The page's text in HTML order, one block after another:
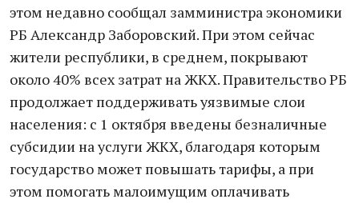
этом недавно сообщал замминистра экономики
РБ Александр Заборовский. При этом сейчас
жители республики, в среднем, покрывают
около 40% всех затрат на ЖКХ. Правительство РБ
продолжает поддерживать уязвимые слои
населения: с 1 октября введены безналичные
субсидии на услуги ЖКХ, благодаря которым
государство может повышать тарифы, а при
этом помогать малоимущим оплачивать